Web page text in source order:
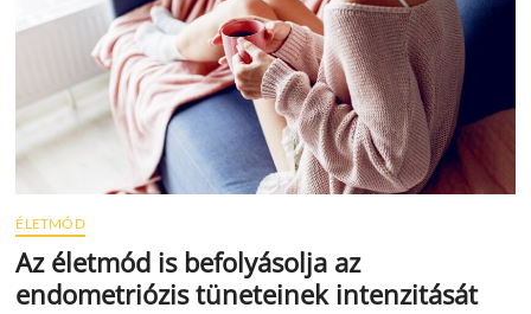
sokszor
endometriózist
ÉLETMÓD
Az életmód is befolyásolja az
endometriózis tüneteinek intenzitását